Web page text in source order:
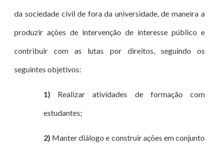
da sociedade civil de fora da universidade, de maneira a
produzir ações de intervenção de interesse público e
contribuir com as lutas por direitos, seguindo os
seguintes objetivos:
1) Realizar atividades de formação com
estudantes;
2) Manter diálogo e construir ações em conjunto